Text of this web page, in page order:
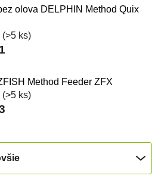
olova DELPHIN Method Quix
(>5 ks)
Method Feeder ZFX
(>5 ks)